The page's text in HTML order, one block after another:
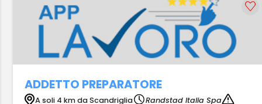
ADDETTO PREPARATORE
A soli 4 km da Scandriglia Randstad Italia Spa